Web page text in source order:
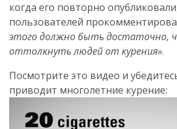
когда его повторно
пользователей
этого должно быть достаточно,
оттолкнуть людей от курения».
Посмотрите это видео и
приводит многолетние курение: